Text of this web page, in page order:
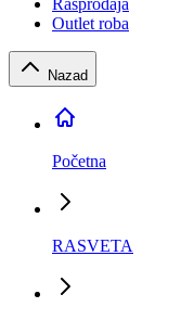
Rasprodaja
Outlet roba
Nazad
Početna
RASVETA